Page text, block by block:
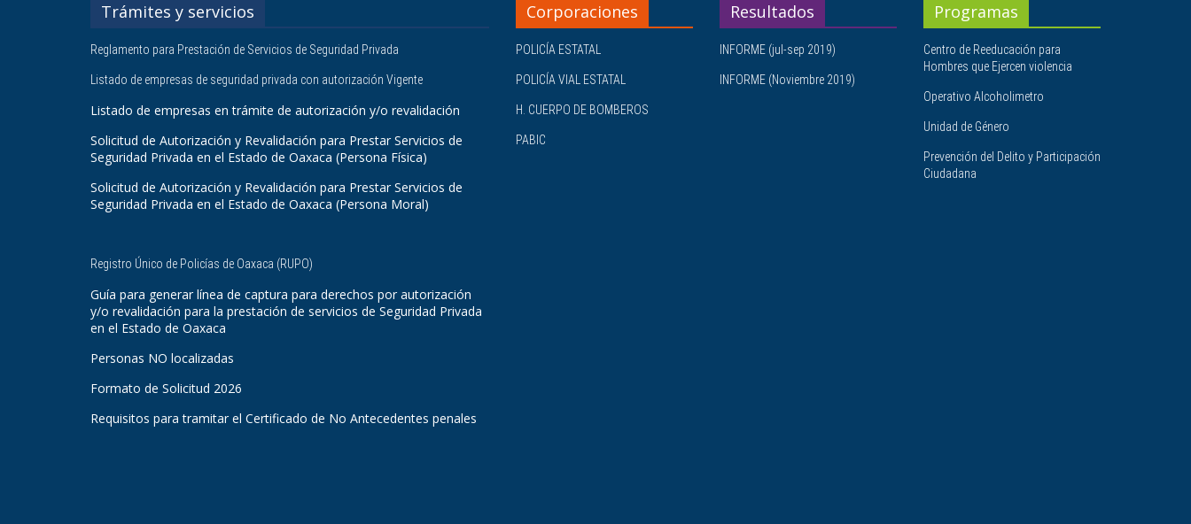
Trámites y servicios
Reglamento para Prestación de Servicios de Seguridad Privada
Listado de empresas de seguridad privada con autorización Vigente
Listado de empresas en trámite de autorización y/o revalidación
Solicitud de Autorización y Revalidación para Prestar Servicios de
Seguridad Privada en el Estado de Oaxaca (Persona Física)
Solicitud de Autorización y Revalidación para Prestar Servicios de
Seguridad Privada en el Estado de Oaxaca (Persona Moral)
Registro Único de Policías de Oaxaca (RUPO)
Guía para generar línea de captura para derechos por autorización
y/o revalidación para la prestación de servicios de Seguridad Privada
en el Estado de Oaxaca
Personas NO localizadas
Formato de Solicitud 2026
Requisitos para tramitar el Certificado de No Antecedentes penales
Corporaciones
POLICÍA ESTATAL
POLICÍA VIAL ESTATAL
H. CUERPO DE BOMBEROS
PABIC
Resultados
INFORME (jul-sep 2019)
INFORME (Noviembre 2019)
Programas
Centro de Reeducación para
Hombres que Ejercen violencia
Operativo Alcoholimetro
Unidad de Género
Prevención del Delito y Participación
Ciudadana